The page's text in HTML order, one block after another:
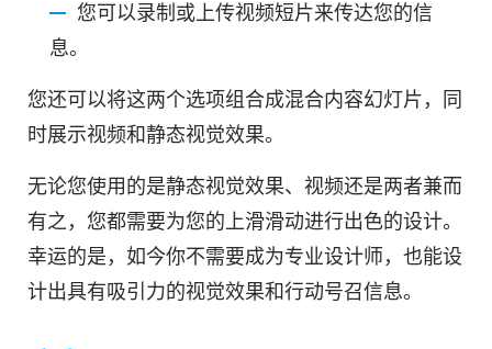
您可以录制或上传视频短片来传达您的信
息。
您还可以将这两个选项组合成混合内容幻灯片，同
时展示视频和静态视觉效果。
无论您使用的是静态视觉效果、视频还是两者兼而
有之，您都需要为您的上滑滑动进行出色的设计。
幸运的是，如今你不需要成为专业设计师，也能设
计出具有吸引力的视觉效果和行动号召信息。